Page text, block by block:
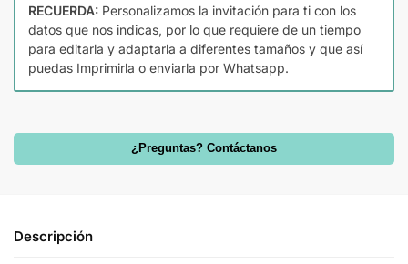
RECUERDA: Personalizamos la invitación para ti con los
datos que nos indicas, por lo que requiere de un tiempo
para editarla y adaptarla a diferentes tamaños y que así
puedas Imprimirla o enviarla por Whatsapp.
¿Preguntas? Contáctanos
Descripción